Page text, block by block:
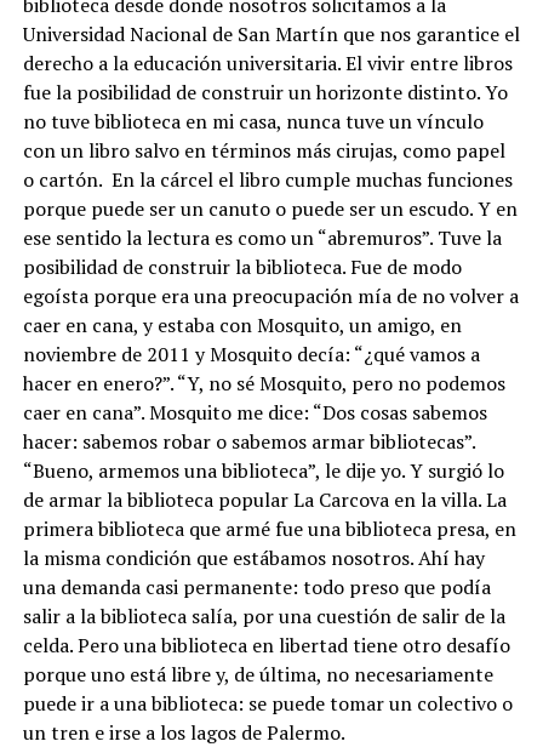
Universidad Nacional de San Martín que nos garantice el
derecho a la educación universitaria. El vivir entre libros
fue la posibilidad de construir un horizonte distinto. Yo
no tuve biblioteca en mi casa, nunca tuve un vínculo
con un libro salvo en términos más cirujas, como papel
o cartón. En la cárcel el libro cumple muchas funciones
porque puede ser un canuto o puede ser un escudo. Y en
ese sentido la lectura es como un “abremuros”. Tuve la
posibilidad de construir la biblioteca. Fue de modo
egoísta porque era una preocupación mía de no volver a
caer en cana, y estaba con Mosquito, un amigo, en
noviembre de 2011 y Mosquito decía: “¿qué vamos a
hacer en enero?”. “Y, no sé Mosquito, pero no podemos
caer en cana”. Mosquito me dice: “Dos cosas sabemos
hacer: sabemos robar o sabemos armar bibliotecas”.
“Bueno, armemos una biblioteca”, le dije yo. Y surgió lo
de armar la biblioteca popular La Carcova en la villa. La
primera biblioteca que armé fue una biblioteca presa, en
la misma condición que estábamos nosotros. Ahí hay
una demanda casi permanente: todo preso que podía
salir a la biblioteca salía, por una cuestión de salir de la
celda. Pero una biblioteca en libertad tiene otro desafío
porque uno está libre y, de última, no necesariamente
puede ir a una biblioteca: se puede tomar un colectivo o
un tren e irse a los lagos de Palermo.